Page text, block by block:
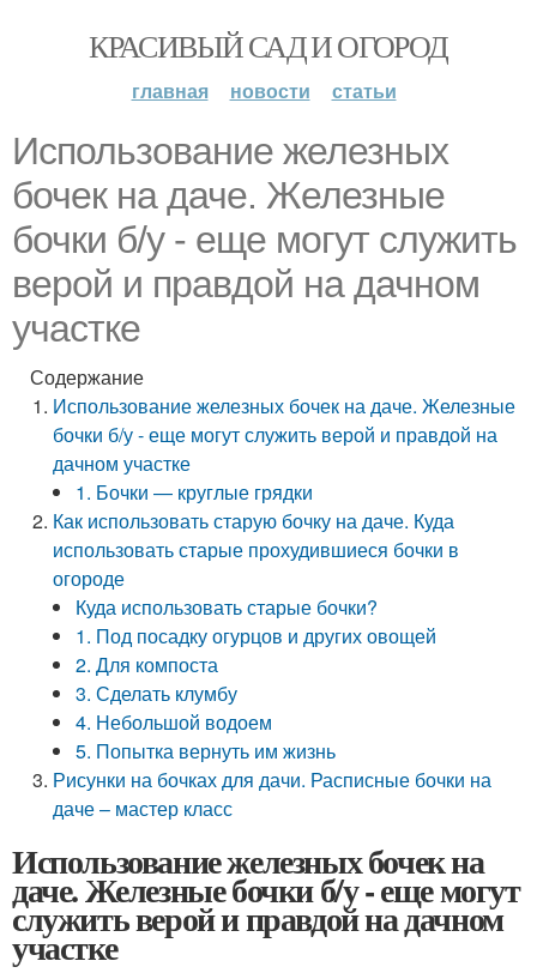
КРАСИВЫЙ САД И ОГОРОД
главная новости статьи
Использование железных
бочек на даче. Железные
бочки б/у - еще могут служить
верой и правдой на дачном
участке
Содержание
Использование железных бочек на даче. Железные
бочки б/у - еще могут служить верой и правдой на
дачном участке
1. Бочки — круглые грядки
Как использовать старую бочку на даче. Куда
использовать старые прохудившиеся бочки в
огороде
Куда использовать старые бочки?
1. Под посадку огурцов и других овощей
2. Для компоста
3. Сделать клумбу
4. Небольшой водоем
5. Попытка вернуть им жизнь
Рисунки на бочках для дачи. Расписные бочки на
даче – мастер класс
Использование железных бочек на
даче. Железные бочки б/у - еще могут
служить верой и правдой на дачном
участке